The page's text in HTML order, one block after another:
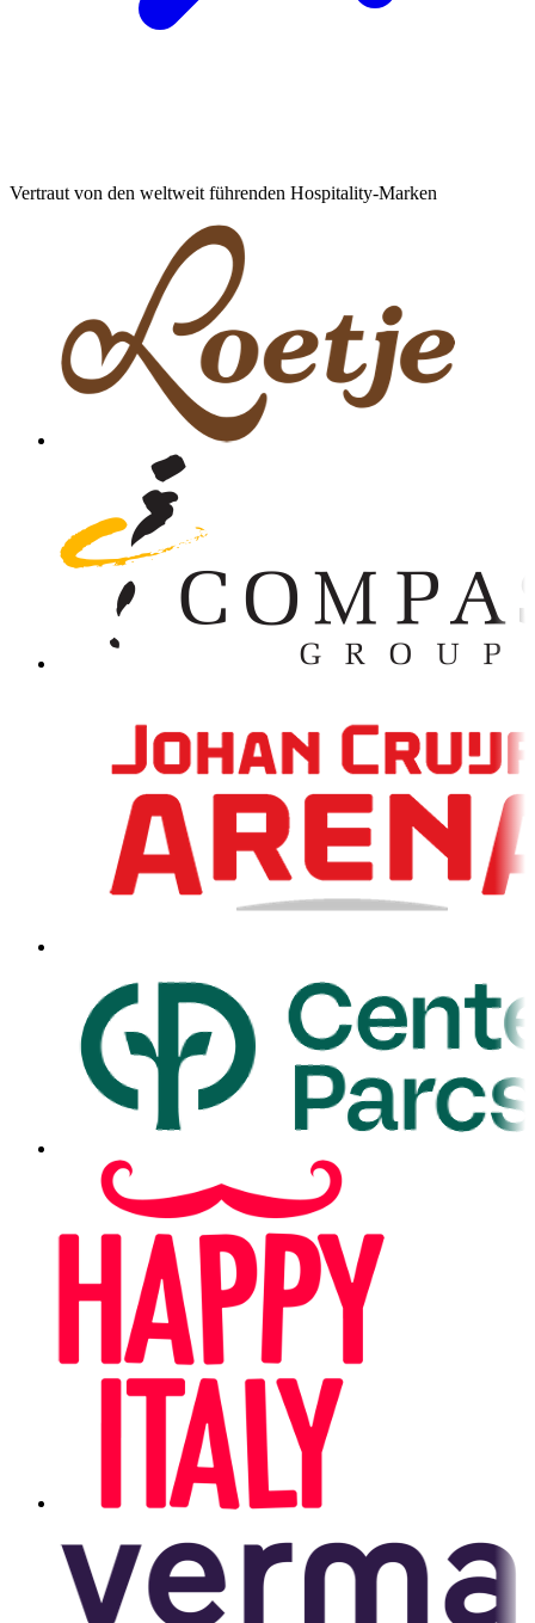
Vertraut von den weltweit führenden Hospitality-Marken